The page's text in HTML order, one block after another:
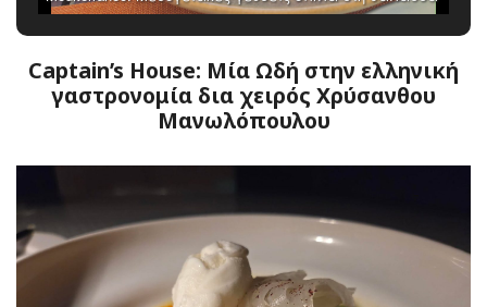
Captain’s House: Μία Ωδή στην ελληνική
γαστρονομία δια χειρός Χρύσανθου
Μανωλόπουλου